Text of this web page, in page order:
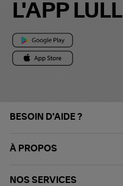
L'APP LULLI
BESOIN D'AIDE ?
À PROPOS
NOS SERVICES